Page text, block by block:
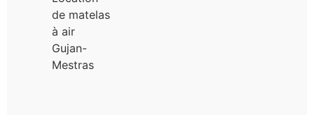
de matelas
à air
Gujan-
Mestras